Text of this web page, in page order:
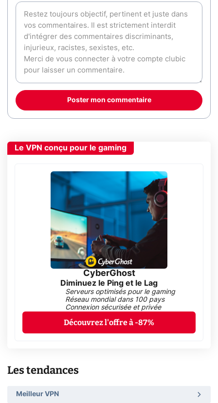
Poster mon commentaire
Le VPN conçu pour le gaming
CyberGhost
Diminuez le Ping et le Lag
Serveurs optimisés pour le gaming
Réseau mondial dans 100 pays
Connexion sécurisée et privée
Découvrez l'offre à -87%
Les tendances
Meilleur VPN